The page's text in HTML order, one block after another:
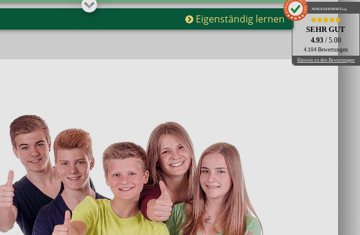
Eigenständig lernen
AUSGEZEICHNET.org
SEHR GUT
4.93 / 5.00
4.104 Bewertungen
Hinweis zu den Bewertungen